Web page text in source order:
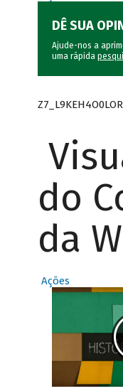
DÊ SUA
Ajude-nos a
uma rápida
do
da
Ações